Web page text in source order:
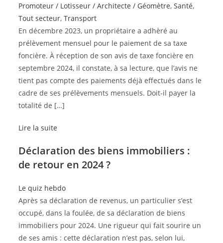
Promoteur / Lotisseur / Architecte / Géomètre,Santé,
Tout secteur,Transport
En décembre 2023, un propriétaire a adhèré au
prélèvement mensuel pour le paiement de sa taxe
foncière. À réception de son avis de taxe foncière en
septembre 2024, il constate, à sa lecture, que l’avis ne
tient pas compte des paiements déjà effectués dans le
cadre de ses prélèvements mensuels. Doit-il payer la
totalité de […]
Lire la suite
Déclaration des biens immobiliers :
de retour en 2024 ?
Le quiz hebdo
Après sa déclaration de revenus, un particulier s’est
occupé, dans la foulée, de sa déclaration de biens
immobiliers pour 2024. Une rigueur qui fait sourire un
de ses amis : cette déclaration n’est pas, selon lui,